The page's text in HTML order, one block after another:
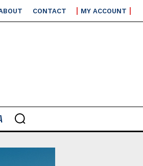
CONTACT MY ACCOUNT